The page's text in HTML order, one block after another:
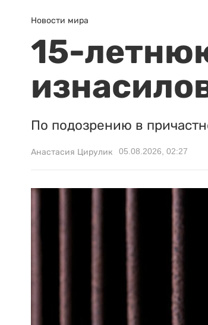
Новости мира
15-
По подозрению в
Анастасия Цирулик 05.08.2026, 02:27